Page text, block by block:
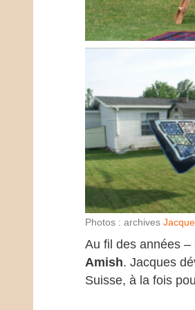
Photos : archives
Au fil des années
Amish. Jacques
Suisse, à la fois